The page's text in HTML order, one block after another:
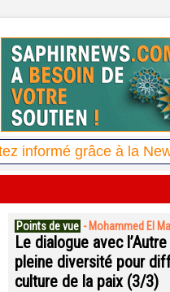
Points de vue - Mohammed El
Le dialogue avec
pleine diversité pour
culture de la paix (3/3)